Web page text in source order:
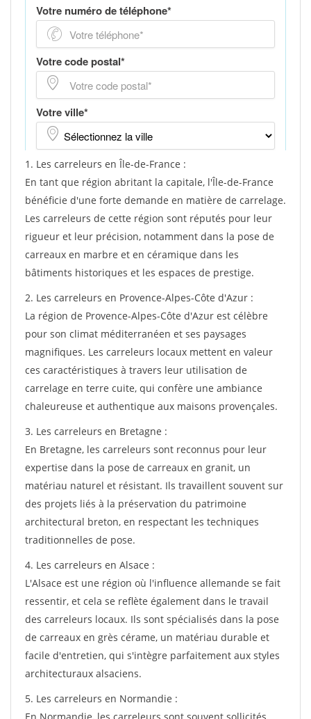
1. Les carreleurs en Île-de-France :
En tant que région abritant la capitale, l'Île-de-France
bénéficie d'une forte demande en matière de carrelage.
Les carreleurs de cette région sont réputés pour leur
rigueur et leur précision, notamment dans la pose de
carreaux en marbre et en céramique dans les
bâtiments historiques et les espaces de prestige.
2. Les carreleurs en Provence-Alpes-Côte d'Azur :
La région de Provence-Alpes-Côte d'Azur est célèbre
pour son climat méditerranéen et ses paysages
magnifiques. Les carreleurs locaux mettent en valeur
ces caractéristiques à travers leur utilisation de
carrelage en terre cuite, qui confère une ambiance
chaleureuse et authentique aux maisons provençales.
3. Les carreleurs en Bretagne :
En Bretagne, les carreleurs sont reconnus pour leur
expertise dans la pose de carreaux en granit, un
matériau naturel et résistant. Ils travaillent souvent sur
des projets liés à la préservation du patrimoine
architectural breton, en respectant les techniques
traditionnelles de pose.
4. Les carreleurs en Alsace :
L'Alsace est une région où l'influence allemande se fait
ressentir, et cela se reflète également dans le travail
des carreleurs locaux. Ils sont spécialisés dans la pose
de carreaux en grès cérame, un matériau durable et
facile d'entretien, qui s'intègre parfaitement aux styles
architecturaux alsaciens.
5. Les carreleurs en Normandie :